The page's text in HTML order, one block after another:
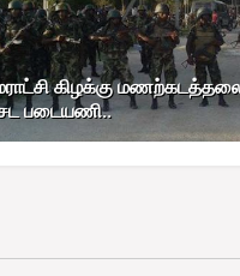
கிழக்கு மணற்கடத்தலை
படையணி..